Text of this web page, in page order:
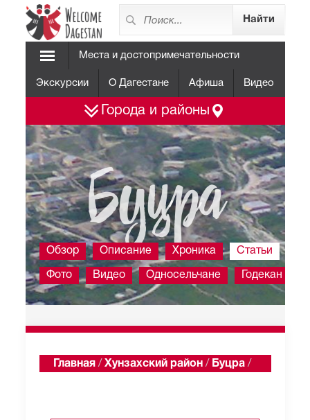
Места и достопримечательности
Экскурсии О Дагестане Афиша Видео
Города и районы
Буцра
Обзор Описание Хроника Статьи
Фото Видео Односельчане Годекан
Главная / Хунзахский район / Буцра /